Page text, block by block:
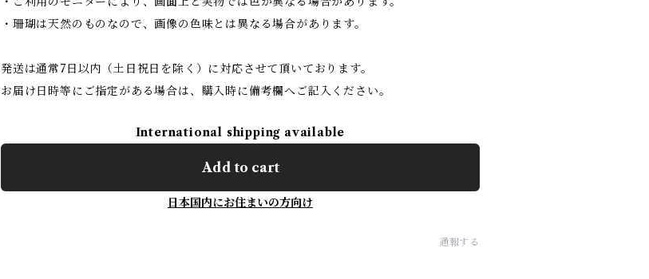
・珊瑚は天然のものなので、画像の色味とは異なる場合があります。
発送は通常7日以内（土日祝日を除く）に対応させて頂いております。
お届け日時等にご指定がある場合は、購入時に備考欄へご記入ください。
International shipping available
Add to cart
日本国内にお住まいの方向け
通報する